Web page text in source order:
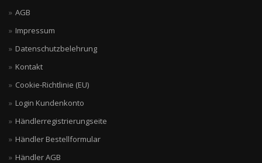
AGB
Impressum
Datenschutzbelehrung
Kontakt
Cookie-Richtlinie (EU)
Login Kundenkonto
Händlerregistrierungseite
Händler Bestellformular
Händler AGB